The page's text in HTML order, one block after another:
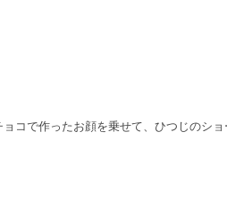
コで作ったお顔を乗せて、ひつじのショ